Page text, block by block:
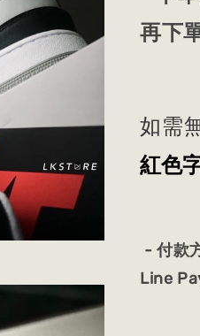
再下
如需
紅色
- 付款
Line